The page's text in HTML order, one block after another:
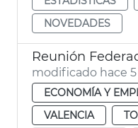
NOVEDADES
modificado hace
ECONOMÍA Y
VALENCIA